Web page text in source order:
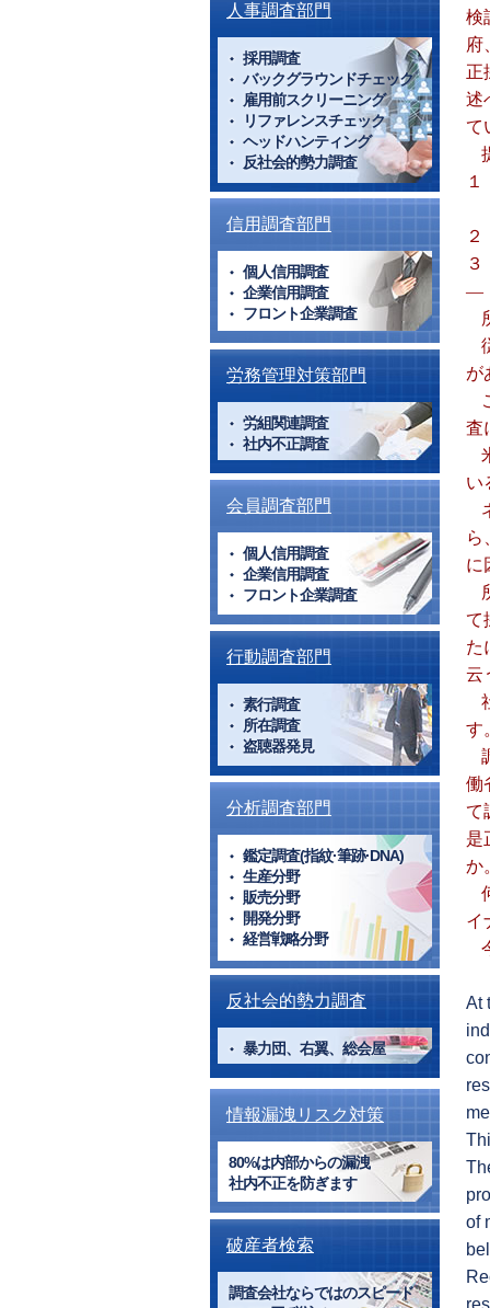
検
府
正
述
て
１
２
３
―
が
査
い
ら
に
て
た
云
す
働
て
是
か
イ
At
of
人事調査部門
採用調査
バックグラウンドチェック
雇用前スクリーニング
リファレンスチェック
ヘッドハンティング
反社会的勢力調査
信用調査部門
個人信用調査
企業信用調査
フロント企業調査
労務管理対策部門
労組関連調査
社内不正調査
会員調査部門
個人信用調査
企業信用調査
フロント企業調査
行動調査部門
素行調査
所在調査
盗聴器発見
分析調査部門
鑑定調査(指紋·筆跡·DNA)
生産分野
販売分野
開発分野
経営戦略分野
反社会的勢力調査
暴力団、右翼、総会屋
情報漏洩リスク対策
80%は内部からの漏洩
社内不正を防ぎます
破産者検索
調査会社ならではのスピード